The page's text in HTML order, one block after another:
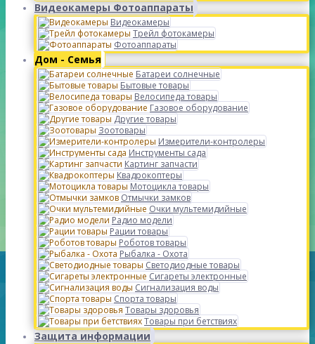
Видеокамеры Фотоаппараты
Видеокамеры
Трейл фотокамеры
Фотоаппараты
Дом - Семья
Батареи солнечные
Бытовые товары
Велосипеда товары
Газовое оборудование
Другие товары
Зоотовары
Измерители-контролеры
Инструменты сада
Картинг запчасти
Квадрокоптеры
Мотоцикла товары
Отмычки замков
Очки мультемидийные
Радио модели
Рации товары
Роботов товары
Рыбалка - Охота
Светодиодные товары
Сигареты электронные
Сигнализация воды
Спорта товары
Товары здоровья
Товары при бетствиях
Защита информации